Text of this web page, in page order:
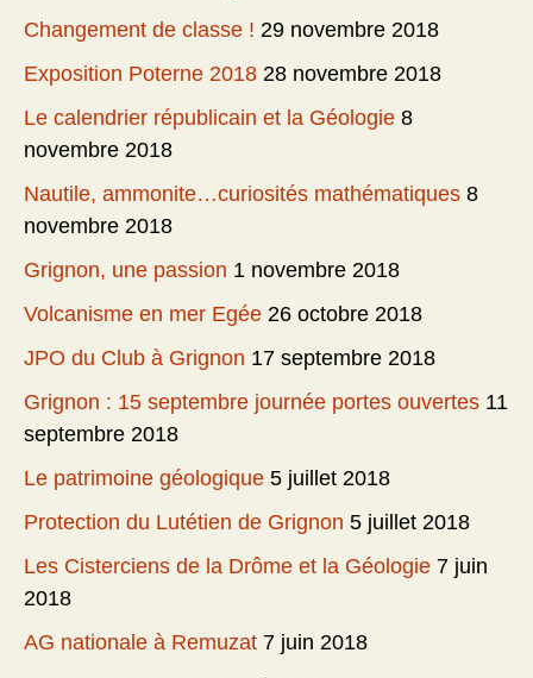
Changement de classe ! 29 novembre 2018
Exposition Poterne 2018 28 novembre 2018
Le calendrier républicain et la Géologie 8
novembre 2018
Nautile, ammonite…curiosités mathématiques 8
novembre 2018
Grignon, une passion 1 novembre 2018
Volcanisme en mer Egée 26 octobre 2018
JPO du Club à Grignon 17 septembre 2018
Grignon : 15 septembre journée portes ouvertes 11
septembre 2018
Le patrimoine géologique 5 juillet 2018
Protection du Lutétien de Grignon 5 juillet 2018
Les Cisterciens de la Drôme et la Géologie 7 juin
2018
AG nationale à Remuzat 7 juin 2018